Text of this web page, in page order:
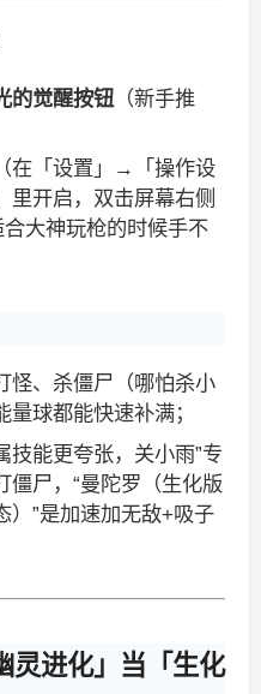
的觉醒按钮 （新手推
（在「设置」→「操作设
开启，双击屏幕右侧
大神玩枪的时候手不
怪、杀僵尸（哪怕杀小
球都能快速补满；
技能更夸张，关小雨”专
僵尸，“曼陀罗（生化版
）”是加速加无敌+吸子
灵进化」当「生化